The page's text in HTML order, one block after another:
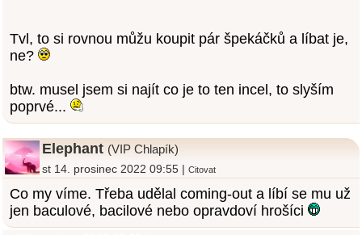
Tvl, to si rovnou můžu koupit pár špekáčků a líbat je,
ne?
btw. musel jsem si najít co je to ten incel, to slyším
poprvé...
Elephant (VIP Chlapík)
st 14. prosinec 2022 09:55 |Citovat
Co my víme. Třeba udělal coming-out a líbí se mu už
jen baculové, bacilové nebo opravdoví hrošíci